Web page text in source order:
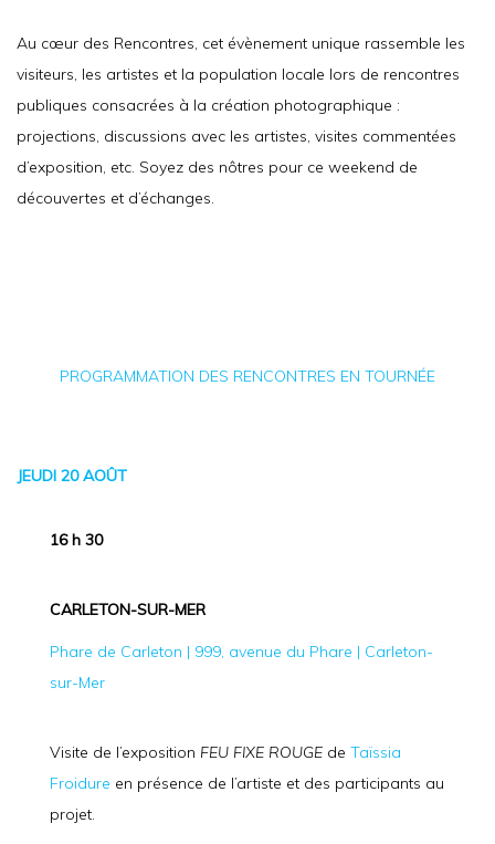
Au cœur des Rencontres, cet évènement unique rassemble les
visiteurs, les artistes et la population locale lors de rencontres
publiques consacrées à la création photographique :
projections, discussions avec les artistes, visites commentées
d’exposition, etc. Soyez des nôtres pour ce weekend de
découvertes et d’échanges.
PROGRAMMATION DES RENCONTRES EN TOURNÉE
JEUDI 20 AOÛT
16 h 30
CARLETON-SUR-MER
Phare de Carleton | 999, avenue du Phare | Carleton-
sur-Mer
Visite de l’exposition FEU FIXE ROUGE de Taïssia
Froidure en présence de l’artiste et des participants au
projet.